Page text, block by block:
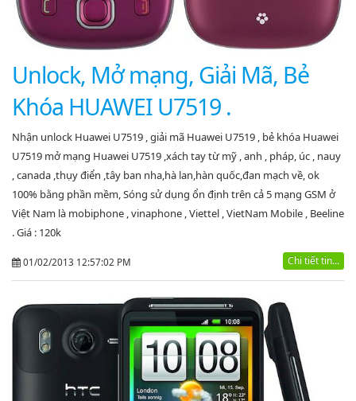
Unlock, Mở mạng, Giải Mã, Bẻ
Khóa HUAWEI U7519 .
Nhận unlock Huawei U7519 , giải mã Huawei U7519 , bẻ khóa Huawei
U7519 mở mạng Huawei U7519 ,xách tay từ mỹ , anh , pháp, úc , nauy
, canada ,thụy điển ,tây ban nha,hà lan,hàn quốc,đan mạch về, ok
100% bằng phần mềm, Sóng sử dụng ổn định trên cả 5 mạng GSM ở
Việt Nam là mobiphone , vinaphone , Viettel , VietNam Mobile , Beeline
. Giá : 120k
01/02/2013 12:57:02 PM Chi tiết tin...